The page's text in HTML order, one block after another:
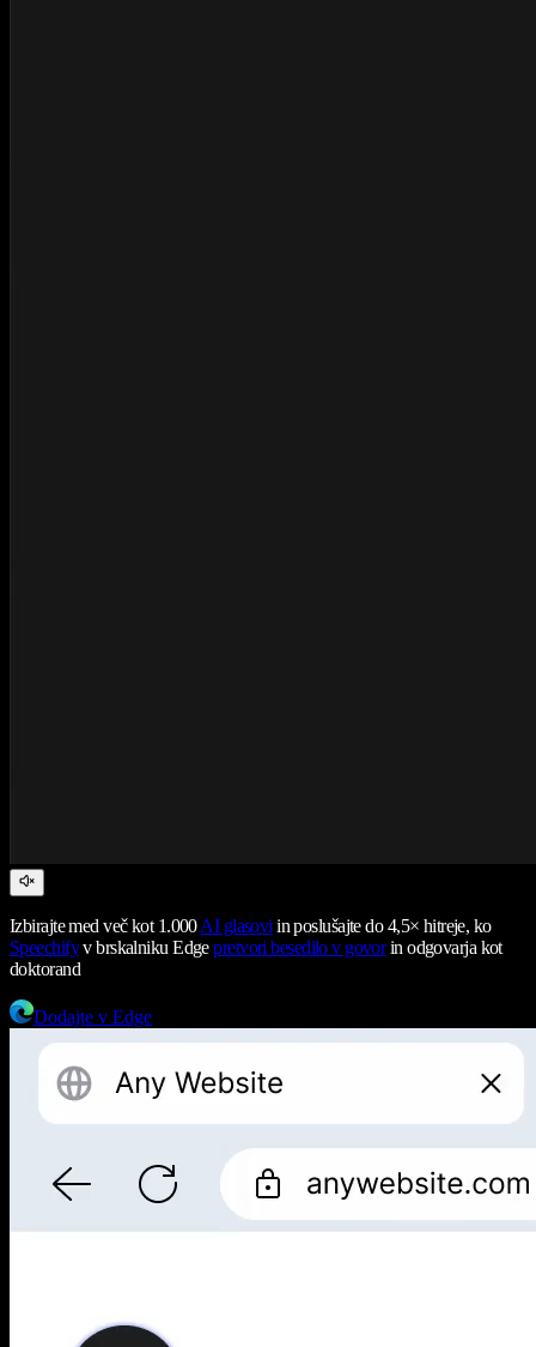
Izbirajte med več kot 1.000AI glasovi in poslušajte do 4,5× hitreje, ko
Speechifyv brskalniku Edgepretvori besedilo v govorin odgovarja kot
doktorand
Dodajte v Edge